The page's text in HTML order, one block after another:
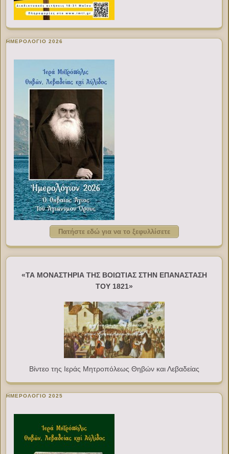
ΗΜΕΡΟΛΟΓΙΟ 2026
Πατήστε εδώ για να το ξεφυλλίσετε
«ΤΑ ΜΟΝΑΣΤΗΡΙΑ ΤΗΣ ΒΟΙΩΤΙΑΣ ΣΤΗΝ ΕΠΑΝΑΣΤΑΣΗ
ΤΟΥ 1821»
Βίντεο της Ιεράς Μητροπόλεως Θηβών και Λεβαδείας
ΗΜΕΡΟΛΟΓΙΟ 2025